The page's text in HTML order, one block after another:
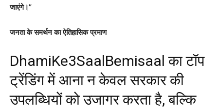
जाएंगे।”
जनता के समर्थन का ऐतिहासिक प्रमाण
DhamiKe3SaalBemisaal का टॉप
ट्रेंडिंग में आना न केवल सरकार की
उपलब्धियों को उजागर करता है, बल्कि